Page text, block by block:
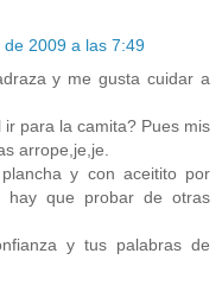
2009 a las 7:49
y me gusta cuidar a
para la camita? Pues mis
arrope,je,je.
y con aceitito por
hay que probar de otras
y tus palabras de